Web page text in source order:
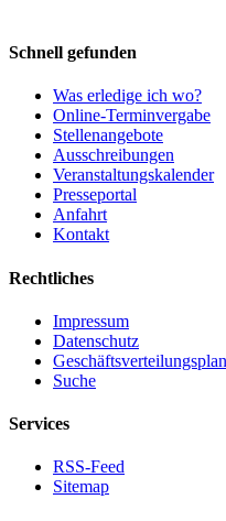
Schnell gefunden
Was erledige ich wo?
Online-Terminvergabe
Stellenangebote
Ausschreibungen
Veranstaltungskalender
Presseportal
Anfahrt
Kontakt
Rechtliches
Impressum
Datenschutz
Geschäftsverteilungsplan
Suche
Services
RSS-Feed
Sitemap